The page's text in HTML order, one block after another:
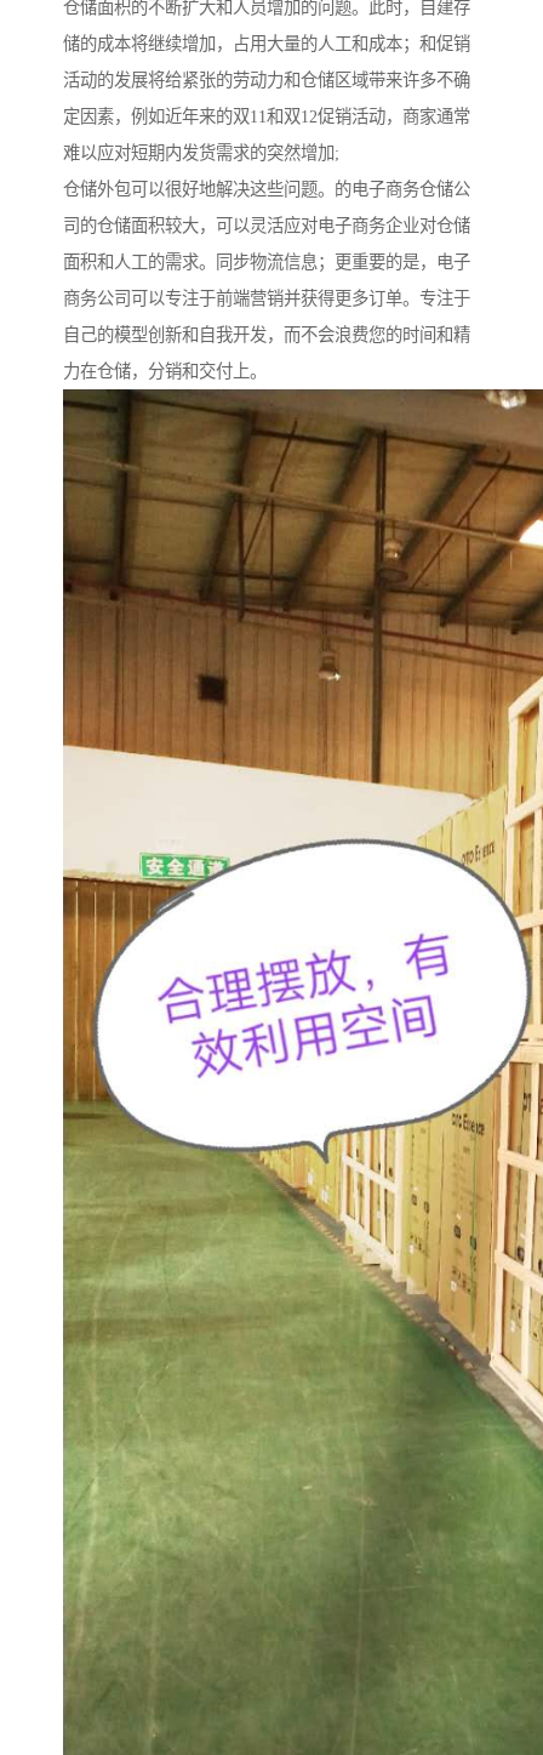
仓储面积的不断扩大和人员增加的问题。此时，自建存
储的成本将继续增加，占用大量的人工和成本；和促销
活动的发展将给紧张的劳动力和仓储区域带来许多不确
定因素，例如近年来的双11和双12促销活动，商家通常
难以应对短期内发货需求的突然增加;
仓储外包可以很好地解决这些问题。的电子商务仓储公
司的仓储面积较大，可以灵活应对电子商务企业对仓储
面积和人工的需求。同步物流信息；更重要的是，电子
商务公司可以专注于前端营销并获得更多订单。专注于
自己的模型创新和自我开发，而不会浪费您的时间和精
力在仓储，分销和交付上。